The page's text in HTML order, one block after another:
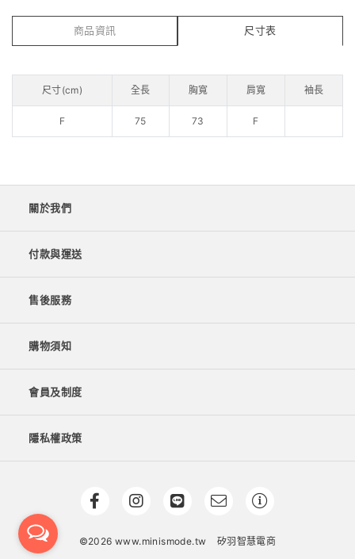
商品資訊 尺寸表
尺寸(cm) 全長 胸寬 肩寬 袖長
F 75 73 F
關於我們
付款與運送
售後服務
購物須知
會員及制度
隱私權政策
©2026 www.minismode.tw 矽羽智慧電商